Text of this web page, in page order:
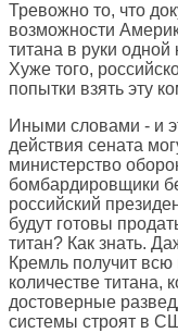
Тревожно то, что
возможности
титана в руки
Хуже того,
попытки взять эту
Иными словами - и
действия сената
министерство
бомбардировщики
российский
будут готовы
титан? Как знать.
Кремль получит
количестве титана,
достоверные
системы строят в